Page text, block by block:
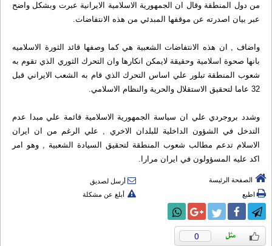
من دول المنطقة وقال ان الجمهورية الاسلامية الايرانية عبرت وبشكل واضح
عبر بيان اصدرته عن موقفها المبدئي من هذه الانتفاضات.
واضاف , ان هذه الانتفاضات الشعبية هي كما وصفها قائد الثورة الاسلاميه
بانها صحوة اسلامية وحقيقة لايمكن انكارها وان التحرك الثوري الذي تقوم به
شعوب المنطقة تبلور علي اساس التحرك الذي قام به الشعب الايراني قبل
32 عاما لتحقيق الاستقلال والحرية والنظام الاسلامي.
وشدد بروجردي علي ان سياسة الجمهورية الاسلامية قائمة علي مبدا عدم
التدخل في الشؤون الداخلية للبلدان الاخري , علي الرغم من ان ايران
الاسلام تدعم مطالب شعوب المنطقة لتحقيق السيادة الشعبية , وهو امر
اكد عليه المسؤولون في ايران مرارا.
الصفحة الرئيسة
أرسل لصديق
اطبع
أبلغ عن مشكلة
0